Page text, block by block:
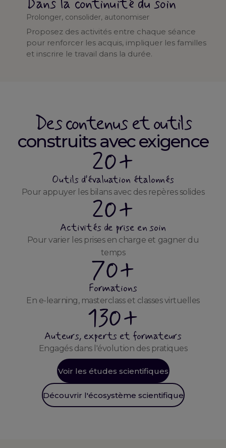
Dans la continuité du soin
Prolonger, consolider, autonomiser
Proposez des activités entre chaque séance
pour renforcer les acquis, impliquer les familles
et inscrire le travail dans la durée.
Des contenus et outils
construits avec exigence
20+
Outils d'évaluation étalonnés
Pour appuyer les bilans avec des repères solides
20+
Activités de prise en soin
Pour varier les prises en charge et gagner du
temps
70+
Formations
En e-learning, masterclass et classes virtuelles
130+
Auteurs, experts et formateurs
Engagés dans l'évolution des pratiques
Voir les études scientifiques
Découvrir l'écosystème scientifique